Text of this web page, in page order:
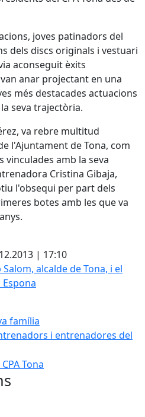
joves patinadors del
dels discs originals i vestuari
aconseguit èxits
anar projectant en una
més destacades actuacions
seva trajectòria.
va rebre multitud
l'Ajuntament de Tona, com
vinculades amb la seva
Cristina Gibaja,
l'obsequi per part dels
botes amb les que va
| 17:10
alcalde de Tona, i el
Tona